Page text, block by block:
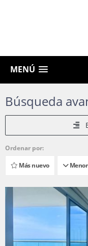
MENÚ
Búsqueda
Ordenar por:
Más nuevo